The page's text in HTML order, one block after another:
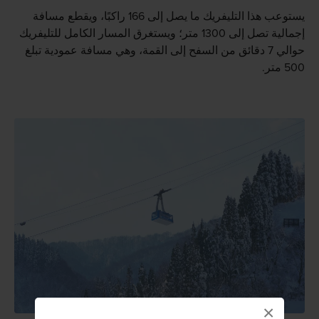
×
يستوعب هذا التليفريك ما يصل إلى 166 راكبًا، ويقطع مسافة
إجمالية تصل إلى 1300 متر؛ ويستغرق المسار الكامل للتليفريك
حوالي 7 دقائق من السفح إلى القمة، وهي مسافة عمودية تبلغ
500 متر.